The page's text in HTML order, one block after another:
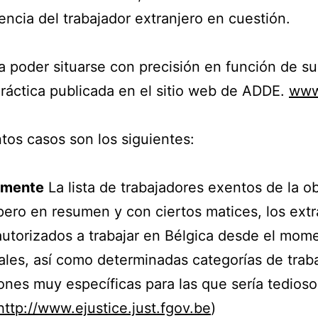
del trabajador extranjero en cuestión.
poder situarse con precisión en función de
publicada en el sitio web de ADDE.
casos son los siguientes:
La lista de trabajadores exentos de la
en resumen y con ciertos matices, los
a trabajar en Bélgica desde el
así como determinadas categorías de
muy específicas para las que sería
www.ejustice.just.fgov.be)